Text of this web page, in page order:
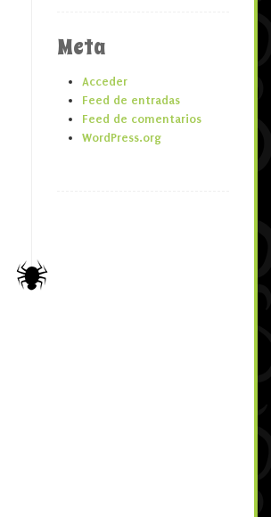
Meta
Acceder
Feed de entradas
Feed de comentarios
WordPress.org